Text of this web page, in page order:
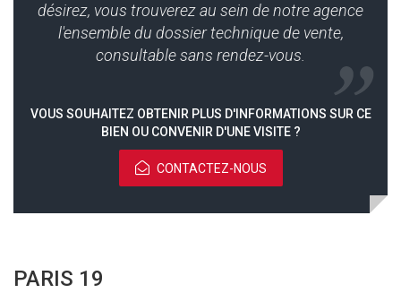
désirez, vous trouverez au sein de notre agence
l'ensemble du dossier technique de vente,
consultable sans rendez-vous.
VOUS SOUHAITEZ OBTENIR PLUS D'INFORMATIONS SUR CE
BIEN OU CONVENIR D'UNE VISITE ?
CONTACTEZ-NOUS
PARIS 19